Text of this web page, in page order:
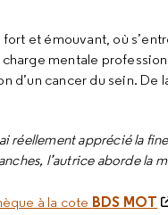
et émouvant, où
mentale
d’un cancer du sein.
réellement apprécié la
l’autrice aborde la
à la cote BDS MOT